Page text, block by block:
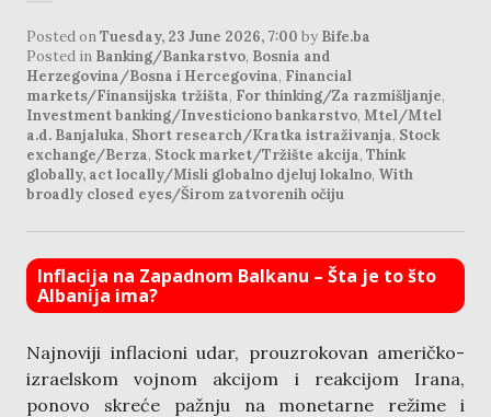
Posted onTuesday, 23 June 2026, 7:00 by Bife.ba
Posted in Banking/Bankarstvo, Bosnia and
Herzegovina/Bosna i Hercegovina, Financial
markets/Finansijska tržišta, For thinking/Za razmišljanje,
Investment banking/Investiciono bankarstvo, Mtel/Mtel
a.d. Banjaluka, Short research/Kratka istraživanja, Stock
exchange/Berza, Stock market/Tržište akcija, Think
globally, act locally/Misli globalno djeluj lokalno, With
broadly closed eyes/Širom zatvorenih očiju
Inflacija na Zapadnom Balkanu – Šta je to što
Albanija ima?
Najnoviji inflacioni udar, prouzrokovan američko-
izraelskom vojnom akcijom i reakcijom Irana,
ponovo skreće pažnju na monetarne režime i